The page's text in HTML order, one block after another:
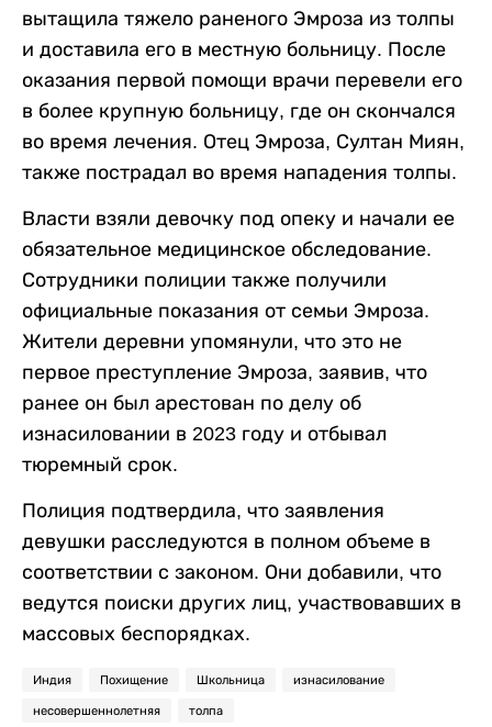
вытащила тяжело раненого Эмроза из толпы
и доставила его в местную больницу. После
оказания первой помощи врачи перевели его
в более крупную больницу, где он скончался
во время лечения. Отец Эмроза, Султан Миян,
также пострадал во время нападения толпы.
Власти взяли девочку под опеку и начали ее
обязательное медицинское обследование.
Сотрудники полиции также получили
официальные показания от семьи Эмроза.
Жители деревни упомянули, что это не
первое преступление Эмроза, заявив, что
ранее он был арестован по делу об
изнасиловании в 2023 году и отбывал
тюремный срок.
Полиция подтвердила, что заявления
девушки расследуются в полном объеме в
соответствии с законом. Они добавили, что
ведутся поиски других лиц, участвовавших в
массовых беспорядках.
Индия Похищение Школьница изнасилование
несовершеннолетняя толпа